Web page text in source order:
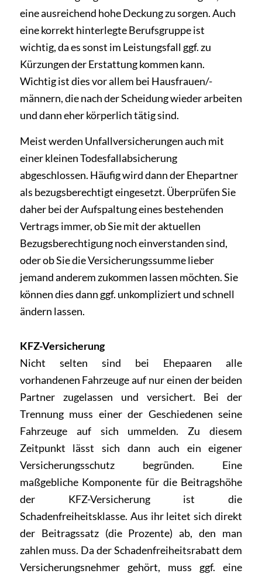
eine ausreichend hohe Deckung zu sorgen. Auch
eine korrekt hinterlegte Berufsgruppe ist
wichtig, da es sonst im Leistungsfall ggf. zu
Kürzungen der Erstattung kommen kann.
Wichtig ist dies vor allem bei Hausfrauen/-
männern, die nach der Scheidung wieder arbeiten
und dann eher körperlich tätig sind.
Meist werden Unfallversicherungen auch mit
einer kleinen Todesfallabsicherung
abgeschlossen. Häufig wird dann der Ehepartner
als bezugsberechtigt eingesetzt. Überprüfen Sie
daher bei der Aufspaltung eines bestehenden
Vertrags immer, ob Sie mit der aktuellen
Bezugsberechtigung noch einverstanden sind,
oder ob Sie die Versicherungssumme lieber
jemand anderem zukommen lassen möchten. Sie
können dies dann ggf. unkompliziert und schnell
ändern lassen.
KFZ-Versicherung
Nicht selten sind bei Ehepaaren alle
vorhandenen Fahrzeuge auf nur einen der beiden
Partner zugelassen und versichert. Bei der
Trennung muss einer der Geschiedenen seine
Fahrzeuge auf sich ummelden. Zu diesem
Zeitpunkt lässt sich dann auch ein eigener
Versicherungsschutz begründen. Eine
maßgebliche Komponente für die Beitragshöhe
der KFZ-Versicherung ist die
Schadenfreiheitsklasse. Aus ihr leitet sich direkt
der Beitragssatz (die Prozente) ab, den man
zahlen muss. Da der Schadenfreiheitsrabatt dem
Versicherungsnehmer gehört, muss ggf. eine